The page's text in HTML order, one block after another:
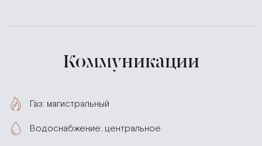
Коммуникации
Газ: магистральный
Водоснабжение: центральное